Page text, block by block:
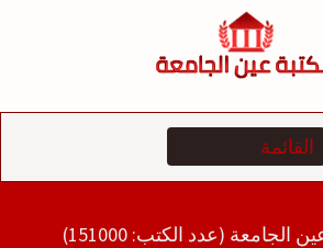
الجامعة (عدد الكتب: 151000)